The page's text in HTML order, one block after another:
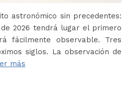
astronómico sin precedentes:
2026 tendrá lugar el primero
fácilmente observable. Tres
siglos. La observación de
más